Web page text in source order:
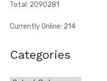
Total: 2090281
Currently Online: 214
Categories